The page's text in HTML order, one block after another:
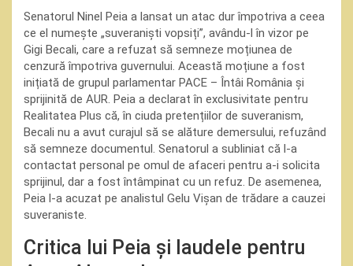
Senatorul Ninel Peia a lansat un atac dur împotriva a ceea
ce el numește „suveraniști vopsiți”, avându-l în vizor pe
Gigi Becali, care a refuzat să semneze moțiunea de
cenzură împotriva guvernului. Această moțiune a fost
inițiată de grupul parlamentar PACE – Întâi România și
sprijinită de AUR. Peia a declarat în exclusivitate pentru
Realitatea Plus că, în ciuda pretențiilor de suveranism,
Becali nu a avut curajul să se alăture demersului, refuzând
să semneze documentul. Senatorul a subliniat că l-a
contactat personal pe omul de afaceri pentru a-i solicita
sprijinul, dar a fost întâmpinat cu un refuz. De asemenea,
Peia l-a acuzat pe analistul Gelu Vișan de trădare a cauzei
suveraniste.
Critica lui Peia și laudele pentru